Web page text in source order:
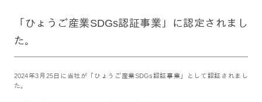
「ひょうご産業SDGs認証事業」に認定されまし
た。
2024年3月25日に当社が「ひょうご産業SDGs認証事業」として認証されまし
た。